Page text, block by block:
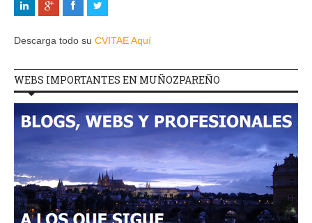
Descarga todo su CVITAE Aquí
WEBS IMPORTANTES EN MUÑOZPAREÑO